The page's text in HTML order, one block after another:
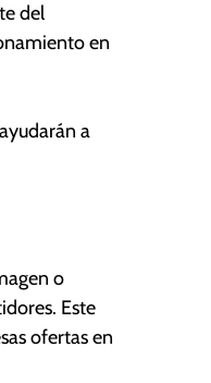
del
en
a
o
Este
ofertas en